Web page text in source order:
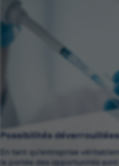
Possibilités déverrouillées
En tant qu'entreprise
la portée des opportunités sont